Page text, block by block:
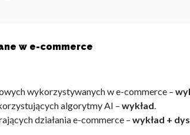
w e-commerce
wykorzystywanych w e-commerce –
algorytmy AI – wykład.
działania e-commerce – wykład +